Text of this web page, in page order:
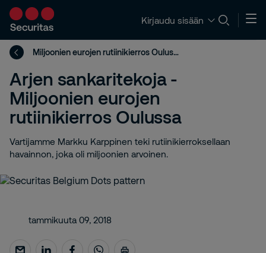
Kirjaudu sisään
Miljoonien eurojen rutiinikierros Oulussa
Arjen sankaritekoja -
Miljoonien eurojen
rutiinikierros Oulussa
Vartijamme Markku Karppinen teki rutiinikierroksellaan
havainnon, joka oli miljoonien arvoinen.
tammikuuta 09, 2018